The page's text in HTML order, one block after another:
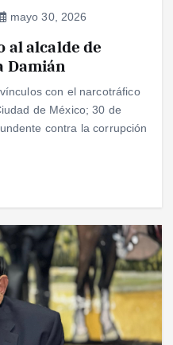
mayo 30, 2026
al alcalde de
Damián
con el narcotráfico
de México; 30 de
contra la corrupción